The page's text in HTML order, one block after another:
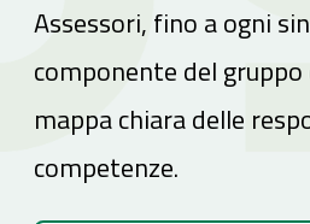
Assessori, fino a ogni
componente del
mappa chiara delle
competenze.